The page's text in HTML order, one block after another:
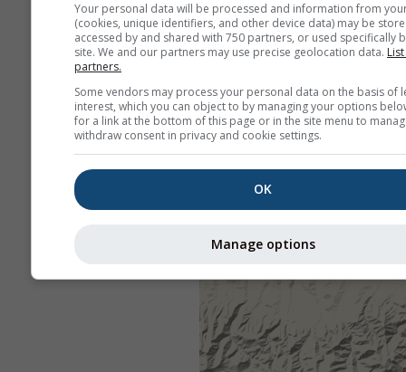
Your personal data will be processed and information from
(cookies, unique identifiers, and other device data) may be
accessed by and shared with 750 partners, or used specifically
site. We and our partners may use precise geolocation data.
partners.
Some vendors may process your personal data on the basis of
interest, which you can object to by managing your options
for a link at the bottom of this page or in the site menu to
withdraw consent in privacy and cookie settings.
OK
Manage options